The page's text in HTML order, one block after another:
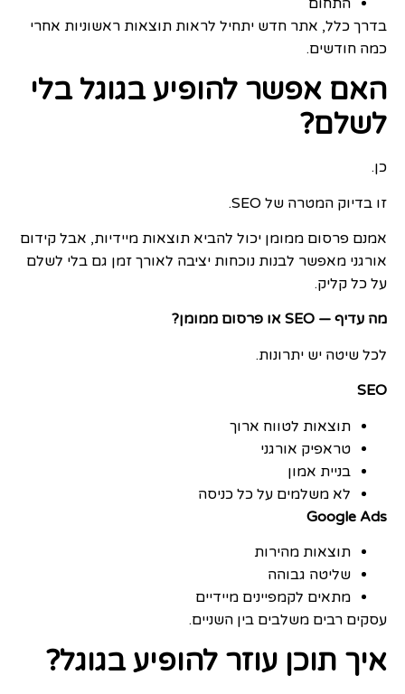
בדרך כלל, אתר חדש יתחיל לראות תוצאות ראשוניות אחרי
כמה חודשים.
האם אפשר להופיע בגוגל בלי
לשלם?
כן.
זו בדיוק המטרה של SEO.
אמנם פרסום ממומן יכול להביא תוצאות מיידיות, אבל קידום
אורגני מאפשר לבנות נוכחות יציבה לאורך זמן גם בלי לשלם
על כל קליק.
מה עדיף — SEO או פרסום ממומן?
לכל שיטה יש יתרונות.
SEO
תוצאות לטווח ארוך
טראפיק אורגני
בניית אמון
לא משלמים על כל כניסה
Google Ads
תוצאות מהירות
שליטה גבוהה
מתאים לקמפיינים מיידיים
עסקים רבים משלבים בין השניים.
איך תוכן עוזר להופיע בגוגל?